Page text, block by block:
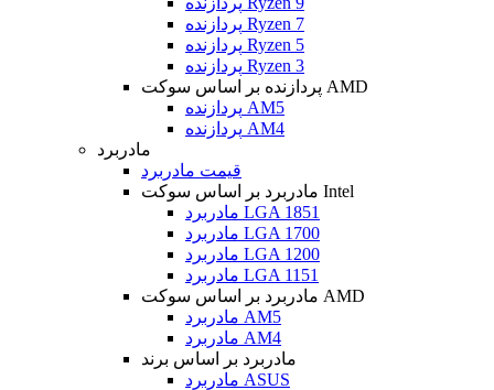
پردازنده Ryzen 7
پردازنده Ryzen 5
پردازنده Ryzen 3
پردازنده بر اساس سوکت AMD
پردازنده AM5
پردازنده AM4
مادربرد
قیمت مادربرد
مادربرد بر اساس سوکت Intel
مادربرد LGA 1851
مادربرد LGA 1700
مادربرد LGA 1200
مادربرد LGA 1151
مادربرد بر اساس سوکت AMD
مادربرد AM5
مادربرد AM4
مادربرد بر اساس برند
مادربرد ASUS